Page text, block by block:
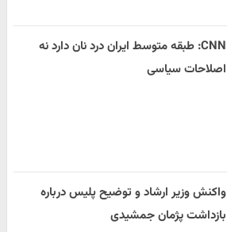
CNN: طبقه متوسط ایران درد نان دارد نه
اصلاحات سیاسی
واکنش وزیر ارشاد و توضیح پلیس درباره
بازداشت پژمان جمشیدی